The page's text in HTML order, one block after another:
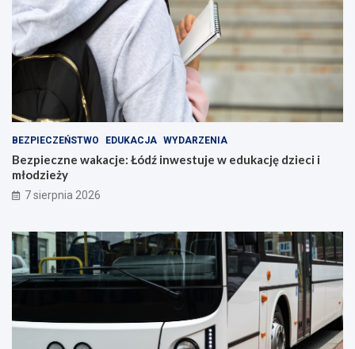
BEZPIECZEŃSTWO EDUKACJA WYDARZENIA
Bezpieczne wakacje: Łódź inwestuje w edukację dzieci i
młodzieży
7 sierpnia 2026